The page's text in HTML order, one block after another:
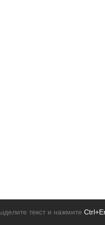
текст и нажмите